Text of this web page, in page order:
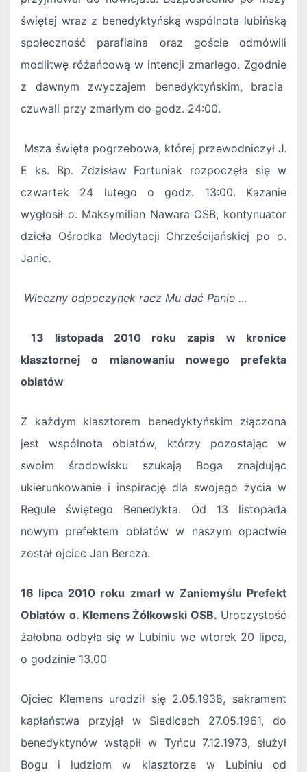
świętej wraz z benedyktyńską wspólnota lubińską
społeczność parafialna oraz goście odmówili
modlitwę różańcową w intencji zmarłego. Zgodnie
z dawnym zwyczajem benedyktyńskim, bracia
czuwali przy zmarłym do godz. 24:00.
Msza święta pogrzebowa, której przewodniczył J.
E ks. Bp. Zdzisław Fortuniak rozpoczęła się w
czwartek 24 lutego o godz. 13:00. Kazanie
wygłosił o. Maksymilian Nawara OSB, kontynuator
dzieła Ośrodka Medytacji Chrześcijańskiej po o.
Janie.
Wieczny odpoczynek racz Mu dać Panie …
13 listopada 2010 roku
zapis w kronice
klasztornej o mianowaniu nowego prefekta
oblatów
Z każdym klasztorem benedyktyńskim złączona
jest wspólnota oblatów, którzy pozostając w
swoim środowisku szukają Boga znajdując
ukierunkowanie i inspirację dla swojego życia w
Regule świętego Benedykta. Od 13 listopada
nowym prefektem oblatów w naszym opactwie
został ojciec Jan Bereza.
16 lipca 2010 roku zmarł w Zaniemyślu Prefekt
Oblatów o. Klemens Żółkowski OSB. Uroczystość
żałobna odbyła się w Lubiniu we wtorek 20 lipca,
o godzinie 13.00
Ojciec Klemens urodził się 2.05.1938, sakrament
kapłaństwa przyjął w Siedlcach 27.05.1961, do
benedyktynów wstąpił w Tyńcu 7.12.1973, służył
Bogu i ludziom w klasztorze w Lubiniu od